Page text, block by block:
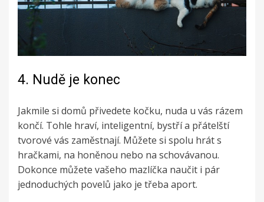
4. Nudě je konec
Jakmile si domů přivedete kočku, nuda u vás rázem
končí. Tohle hraví, inteligentní, bystří a přátelští
tvorové vás zaměstnají. Můžete si spolu hrát s
hračkami, na honěnou nebo na schovávanou.
Dokonce můžete vašeho mazlíčka naučit i pár
jednoduchých povelů jako je třeba aport.